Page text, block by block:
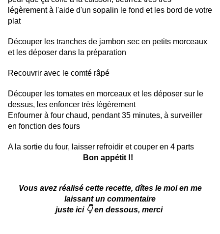
légèrement à l'aide d'un sopalin le fond et les bord de votre
plat
Découper les tranches de jambon sec en petits morceaux
et les déposer dans la préparation
Recouvrir avec le comté râpé
Découper les tomates en morceaux et les déposer sur le
dessus, les enfoncer très légèrement
Enfourner à four chaud, pendant 35 minutes, à surveiller
en fonction des fours
A la sortie du four, laisser refroidir et couper en 4 parts
Bon appétit !!
Vous avez réalisé cette recette, dîtes le moi en me
laissant un commentaire
juste ici 👇 en dessous, merci